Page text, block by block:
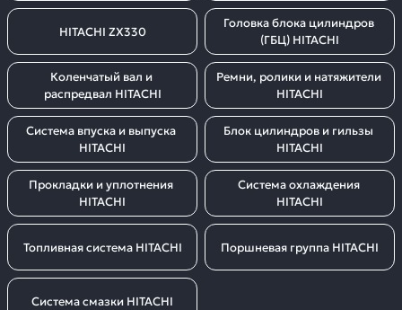
HITACHI ZX330
Головка блока цилиндров
(ГБЦ) HITACHI
Коленчатый вал и
распредвал HITACHI
Ремни, ролики и натяжители
HITACHI
Система впуска и выпуска
HITACHI
Блок цилиндров и гильзы
HITACHI
Прокладки и уплотнения
HITACHI
Система охлаждения
HITACHI
Топливная система HITACHI Поршневая группа HITACHI
Система смазки HITACHI